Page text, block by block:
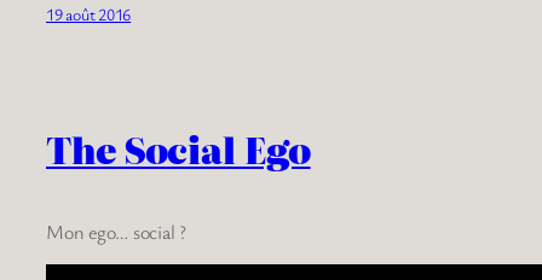
19 août 2016
The Social Ego
Mon ego… social ?